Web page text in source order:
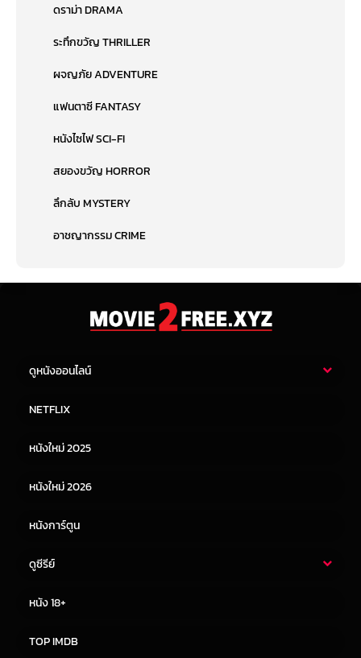
ดราม่า DRAMA
ระทึกขวัญ THRILLER
ผจญภัย ADVENTURE
แฟนตาซี FANTASY
หนังไซไฟ SCI-FI
สยองขวัญ HORROR
ลึกลับ MYSTERY
อาชญากรรม CRIME
ดูหนังออนไลน์
หนังจีน
NETFLIX
หนังใหม่ 2025
หนังใหม่ 2026
หนังการ์ตูน
ดูซีรีย์
หนัง 18+
TOP IMDB